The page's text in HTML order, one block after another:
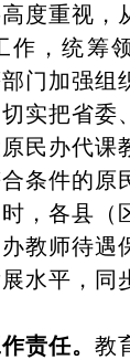
度重视，
作，统筹
门加强组
实把省委
民办代课
条件的原
，各县（
教师待遇
水平，同
责任。教